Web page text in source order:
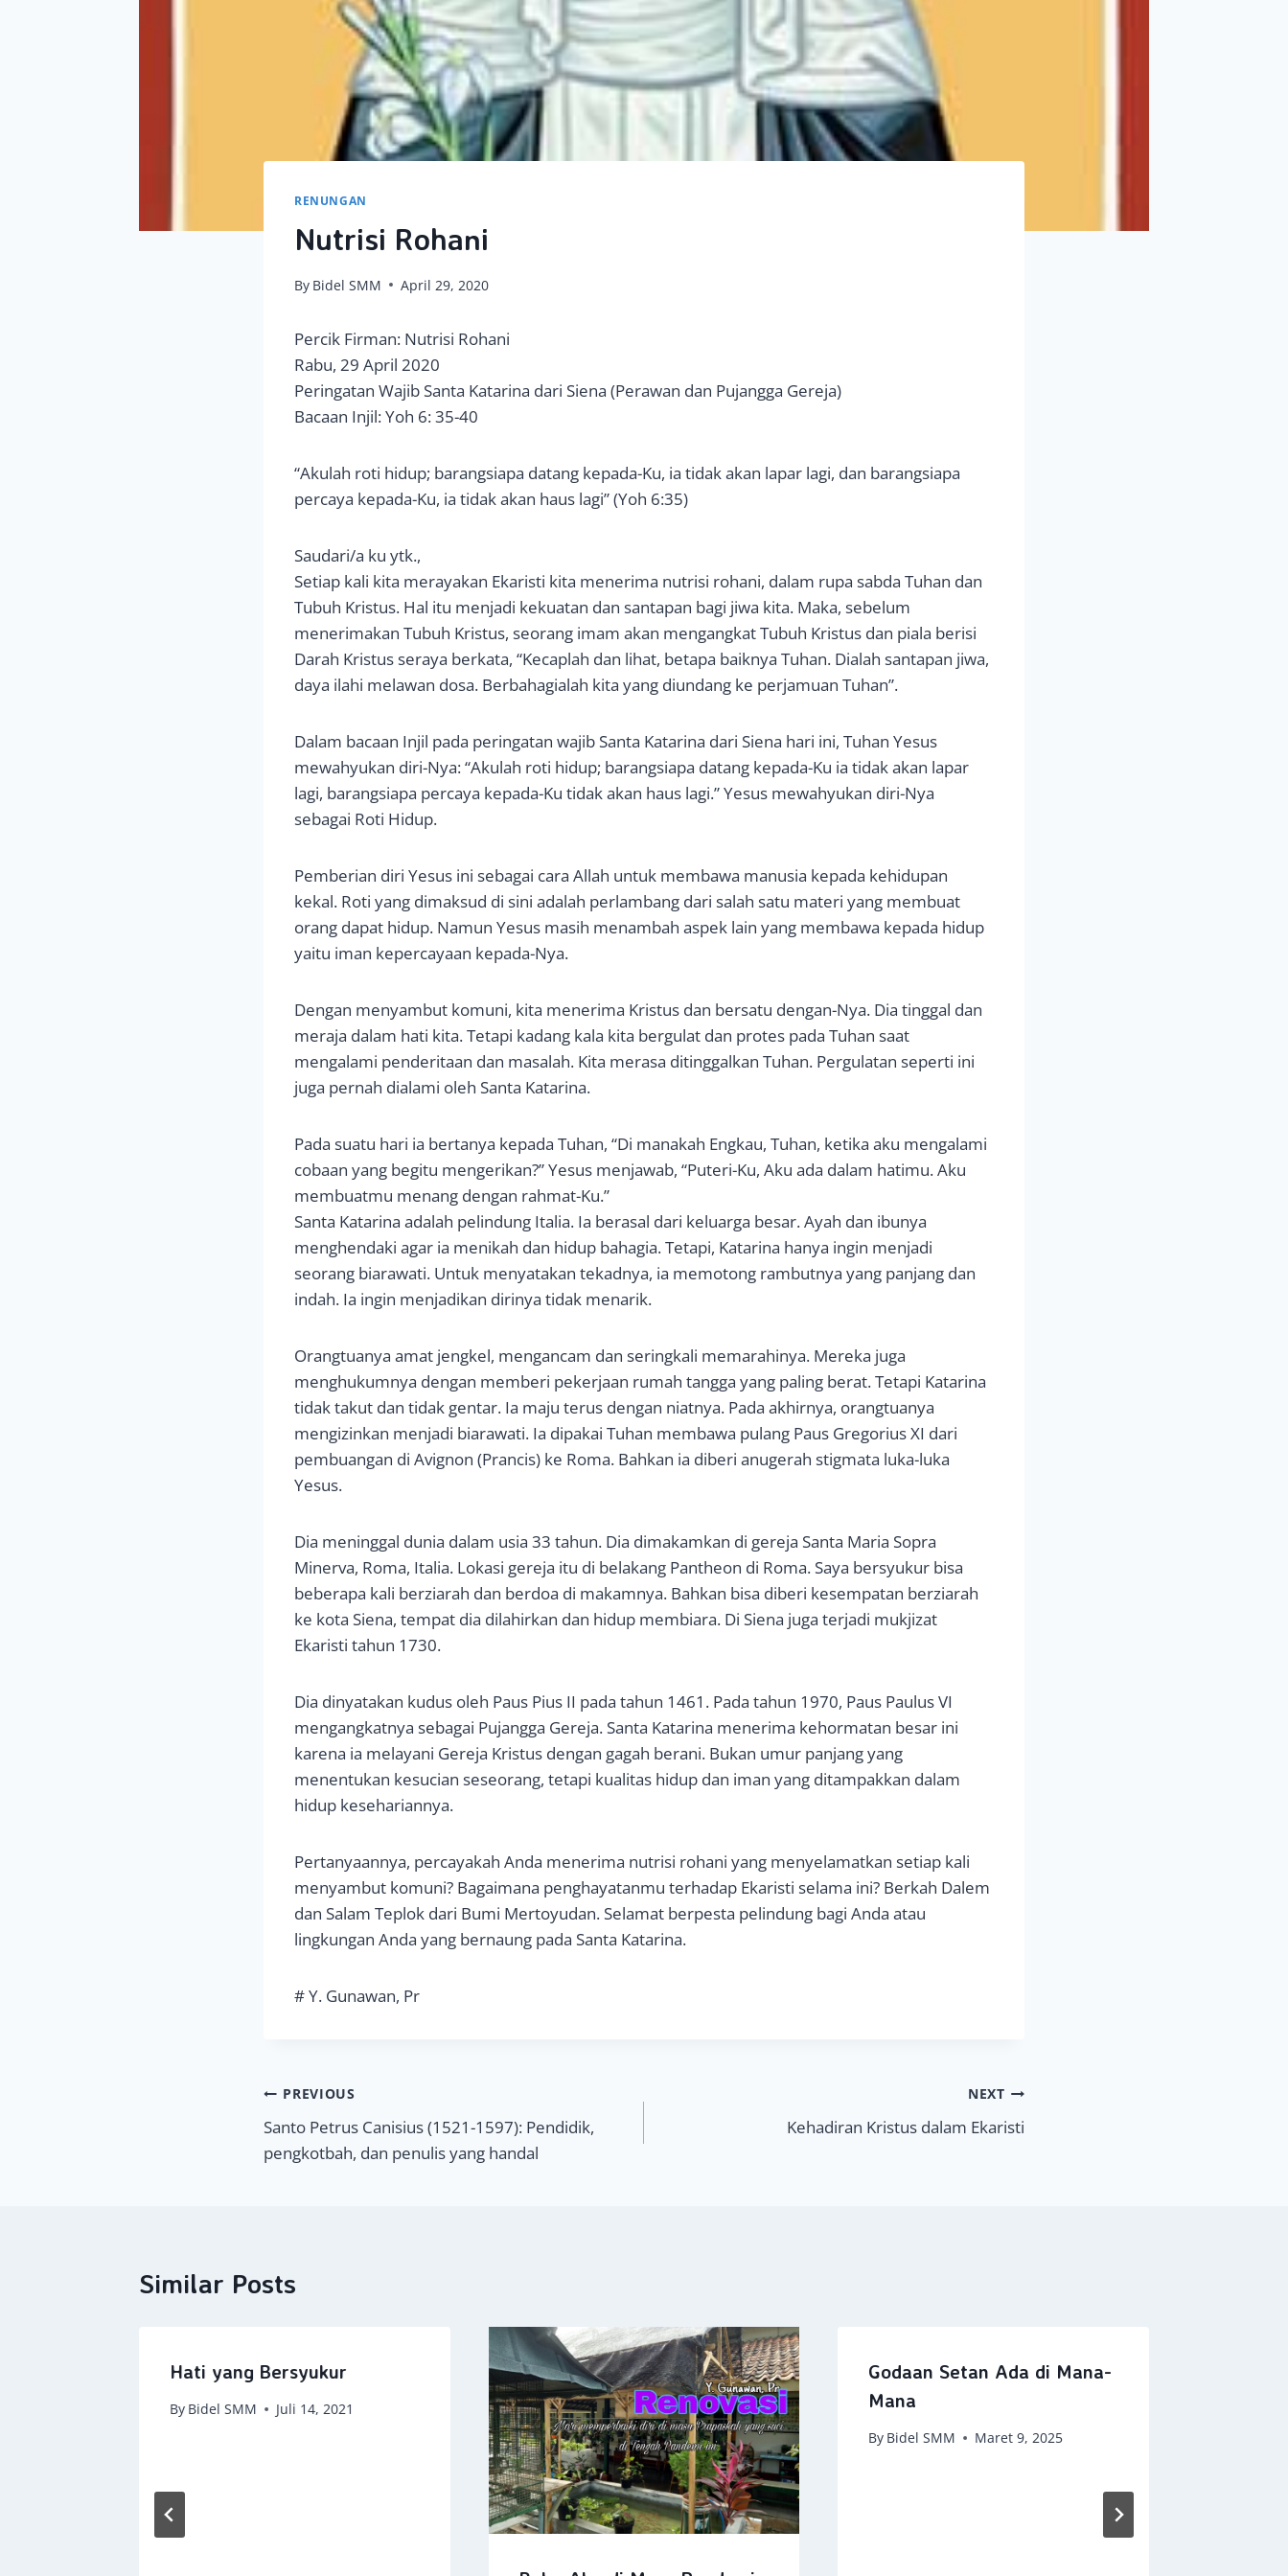
RENUNGAN
Nutrisi Rohani
By Bidel SMM April 29, 2020
Percik Firman: Nutrisi Rohani
Rabu, 29 April 2020
Peringatan Wajib Santa Katarina dari Siena (Perawan dan Pujangga Gereja)
Bacaan Injil: Yoh 6: 35-40
“Akulah roti hidup; barangsiapa datang kepada-Ku, ia tidak akan lapar lagi, dan barangsiapa
percaya kepada-Ku, ia tidak akan haus lagi” (Yoh 6:35)
Saudari/a ku ytk.,
Setiap kali kita merayakan Ekaristi kita menerima nutrisi rohani, dalam rupa sabda Tuhan dan
Tubuh Kristus. Hal itu menjadi kekuatan dan santapan bagi jiwa kita. Maka, sebelum
menerimakan Tubuh Kristus, seorang imam akan mengangkat Tubuh Kristus dan piala berisi
Darah Kristus seraya berkata, “Kecaplah dan lihat, betapa baiknya Tuhan. Dialah santapan jiwa,
daya ilahi melawan dosa. Berbahagialah kita yang diundang ke perjamuan Tuhan”.
Dalam bacaan Injil pada peringatan wajib Santa Katarina dari Siena hari ini, Tuhan Yesus
mewahyukan diri-Nya: “Akulah roti hidup; barangsiapa datang kepada-Ku ia tidak akan lapar
lagi, barangsiapa percaya kepada-Ku tidak akan haus lagi.” Yesus mewahyukan diri-Nya
sebagai Roti Hidup.
Pemberian diri Yesus ini sebagai cara Allah untuk membawa manusia kepada kehidupan
kekal. Roti yang dimaksud di sini adalah perlambang dari salah satu materi yang membuat
orang dapat hidup. Namun Yesus masih menambah aspek lain yang membawa kepada hidup
yaitu iman kepercayaan kepada-Nya.
Dengan menyambut komuni, kita menerima Kristus dan bersatu dengan-Nya. Dia tinggal dan
meraja dalam hati kita. Tetapi kadang kala kita bergulat dan protes pada Tuhan saat
mengalami penderitaan dan masalah. Kita merasa ditinggalkan Tuhan. Pergulatan seperti ini
juga pernah dialami oleh Santa Katarina.
Pada suatu hari ia bertanya kepada Tuhan, “Di manakah Engkau, Tuhan, ketika aku mengalami
cobaan yang begitu mengerikan?” Yesus menjawab, “Puteri-Ku, Aku ada dalam hatimu. Aku
membuatmu menang dengan rahmat-Ku.”
Santa Katarina adalah pelindung Italia. Ia berasal dari keluarga besar. Ayah dan ibunya
menghendaki agar ia menikah dan hidup bahagia. Tetapi, Katarina hanya ingin menjadi
seorang biarawati. Untuk menyatakan tekadnya, ia memotong rambutnya yang panjang dan
indah. Ia ingin menjadikan dirinya tidak menarik.
Orangtuanya amat jengkel, mengancam dan seringkali memarahinya. Mereka juga
menghukumnya dengan memberi pekerjaan rumah tangga yang paling berat. Tetapi Katarina
tidak takut dan tidak gentar. Ia maju terus dengan niatnya. Pada akhirnya, orangtuanya
mengizinkan menjadi biarawati. Ia dipakai Tuhan membawa pulang Paus Gregorius XI dari
pembuangan di Avignon (Prancis) ke Roma. Bahkan ia diberi anugerah stigmata luka-luka
Yesus.
Dia meninggal dunia dalam usia 33 tahun. Dia dimakamkan di gereja Santa Maria Sopra
Minerva, Roma, Italia. Lokasi gereja itu di belakang Pantheon di Roma. Saya bersyukur bisa
beberapa kali berziarah dan berdoa di makamnya. Bahkan bisa diberi kesempatan berziarah
ke kota Siena, tempat dia dilahirkan dan hidup membiara. Di Siena juga terjadi mukjizat
Ekaristi tahun 1730.
Dia dinyatakan kudus oleh Paus Pius II pada tahun 1461. Pada tahun 1970, Paus Paulus VI
mengangkatnya sebagai Pujangga Gereja. Santa Katarina menerima kehormatan besar ini
karena ia melayani Gereja Kristus dengan gagah berani. Bukan umur panjang yang
menentukan kesucian seseorang, tetapi kualitas hidup dan iman yang ditampakkan dalam
hidup kesehariannya.
Pertanyaannya, percayakah Anda menerima nutrisi rohani yang menyelamatkan setiap kali
menyambut komuni? Bagaimana penghayatanmu terhadap Ekaristi selama ini? Berkah Dalem
dan Salam Teplok dari Bumi Mertoyudan. Selamat berpesta pelindung bagi Anda atau
lingkungan Anda yang bernaung pada Santa Katarina.
# Y. Gunawan, Pr
Navigasi
pos
PREVIOUS
Santo Petrus Canisius (1521-1597): Pendidik,
pengkotbah, dan penulis yang handal
NEXT
Kehadiran Kristus dalam Ekaristi
Similar Posts
Hati yang Bersyukur
By Bidel SMM Juli 14, 2021
Godaan Setan Ada di Mana-
Mana
By Bidel SMM Maret 9, 2025